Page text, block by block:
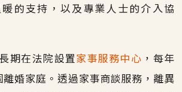
的支持，以及專業人士的介入協
期在法院設置家事服務中心 ，每年
婚家庭。透過家事商談服務，離異